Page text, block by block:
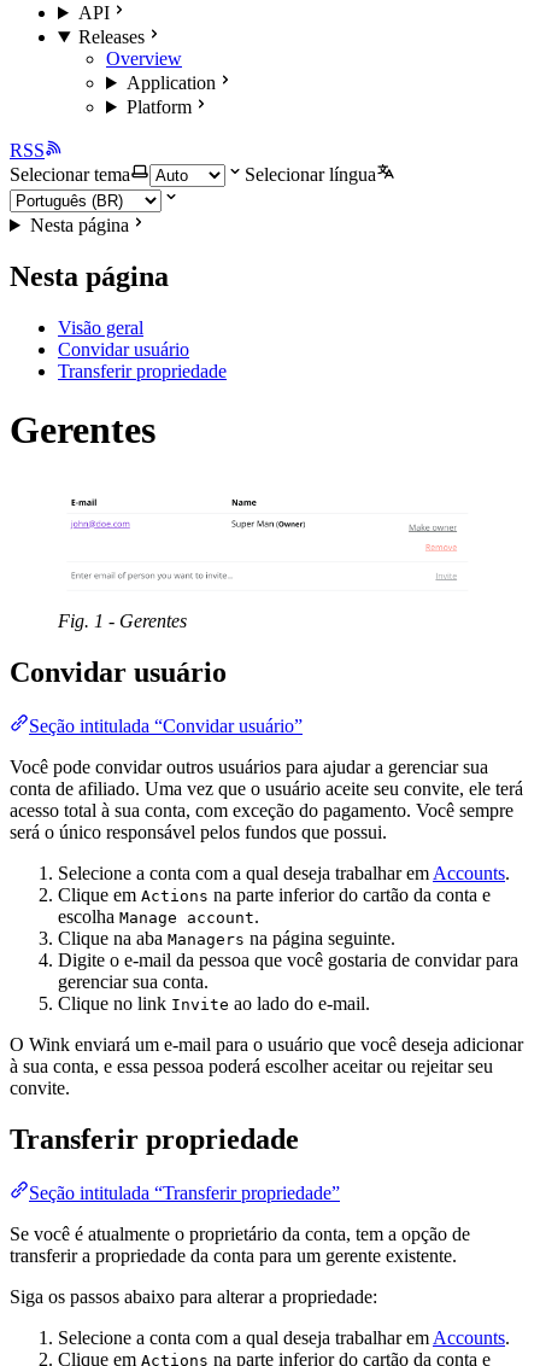
API
Releases
Overview
Application
Platform
RSS
Selecionar tema
Selecionar língua
Nesta página
Nesta página
Visão geral
Convidar usuário
Transferir propriedade
Gerentes
Fig. 1 - Gerentes
Convidar usuário
Seção intitulada “Convidar usuário”
Você pode convidar outros usuários para ajudar a gerenciar sua
conta de afiliado. Uma vez que o usuário aceite seu convite, ele terá
acesso total à sua conta, com exceção do pagamento. Você sempre
será o único responsável pelos fundos que possui.
Selecione a conta com a qual deseja trabalhar em Accounts.
Clique em Actions na parte inferior do cartão da conta e
escolha Manage account.
Clique na aba Managers na página seguinte.
Digite o e-mail da pessoa que você gostaria de convidar para
gerenciar sua conta.
Clique no link Invite ao lado do e-mail.
O Wink enviará um e-mail para o usuário que você deseja adicionar
à sua conta, e essa pessoa poderá escolher aceitar ou rejeitar seu
convite.
Transferir propriedade
Seção intitulada “Transferir propriedade”
Se você é atualmente o proprietário da conta, tem a opção de
transferir a propriedade da conta para um gerente existente.
Siga os passos abaixo para alterar a propriedade:
Selecione a conta com a qual deseja trabalhar em Accounts.
Clique em Actions na parte inferior do cartão da conta e